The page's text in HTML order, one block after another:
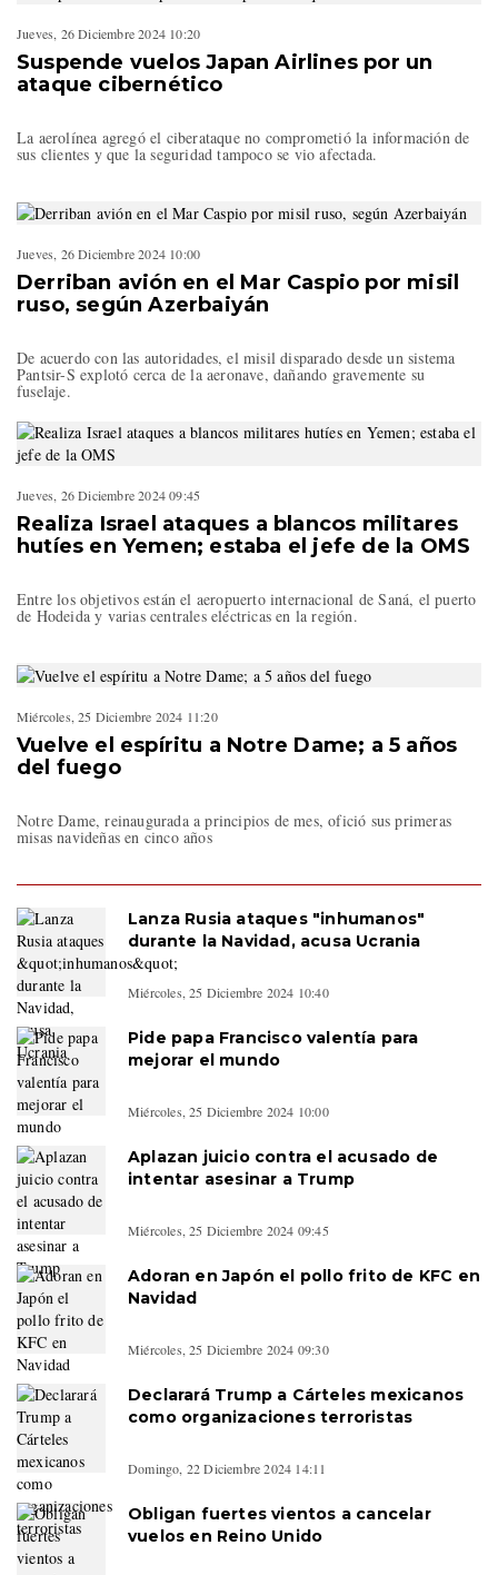
Jueves, 26 Diciembre 2024 10:20
Suspende vuelos Japan Airlines por un
ataque cibernético
La aerolínea agregó el ciberataque no comprometió la información de
sus clientes y que la seguridad tampoco se vio afectada.
Jueves, 26 Diciembre 2024 10:00
Derriban avión en el Mar Caspio por misil
ruso, según Azerbaiyán
De acuerdo con las autoridades, el misil disparado desde un sistema
Pantsir-S explotó cerca de la aeronave, dañando gravemente su
fuselaje.
Jueves, 26 Diciembre 2024 09:45
Realiza Israel ataques a blancos militares
hutíes en Yemen; estaba el jefe de la OMS
Entre los objetivos están el aeropuerto internacional de Saná, el puerto
de Hodeida y varias centrales eléctricas en la región.
Miércoles, 25 Diciembre 2024 11:20
Vuelve el espíritu a Notre Dame; a 5 años
del fuego
Notre Dame, reinaugurada a principios de mes, ofició sus primeras
misas navideñas en cinco años
Lanza Rusia ataques "inhumanos"
durante la Navidad, acusa Ucrania
Miércoles, 25 Diciembre 2024 10:40
Pide papa Francisco valentía para
mejorar el mundo
Miércoles, 25 Diciembre 2024 10:00
Aplazan juicio contra el acusado de
intentar asesinar a Trump
Miércoles, 25 Diciembre 2024 09:45
Adoran en Japón el pollo frito de KFC en
Navidad
Miércoles, 25 Diciembre 2024 09:30
Declarará Trump a Cárteles mexicanos
como organizaciones terroristas
Domingo, 22 Diciembre 2024 14:11
Obligan fuertes vientos a cancelar
vuelos en Reino Unido